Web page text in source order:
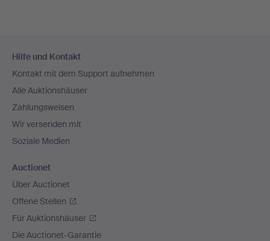
Navigation
Hilfe und Kontakt
Kontakt mit dem Support aufnehmen
Alle Auktionshäuser
Zahlungsweisen
Wir versenden mit
Soziale Medien
Auctionet
Über Auctionet
Offene Stellen
Für Auktionshäuser
Die Auctionet-Garantie